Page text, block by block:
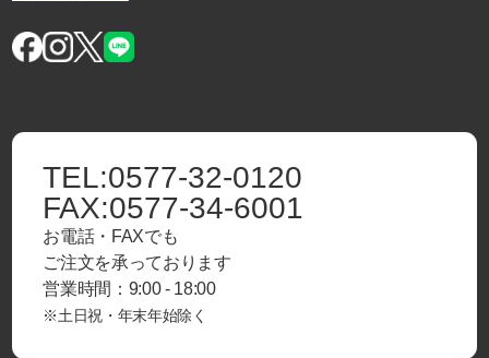
TEL:0577-32-0120
FAX:0577-34-6001
お電話・FAXでも
ご注文を承っております
営業時間：9:00 - 18:00
※土日祝・年末年始除く